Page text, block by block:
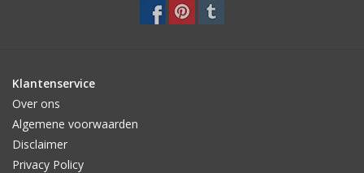
Klantenservice
Over ons
Algemene voorwaarden
Disclaimer
Privacy Policy